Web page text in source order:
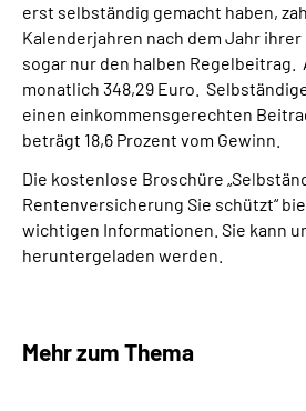
erst selbständig gemacht haben,
Kalenderjahren nach dem Jahr
sogar nur den halben Regelbeitrag.
monatlich 348,29 Euro.
einen einkommensgerechten
beträgt 18,6 Prozent vom Gewinn.
Die kostenlose Broschüre
Rentenversicherung Sie schützt“
wichtigen Informationen. Sie kann
heruntergeladen werden.
Mehr zum Thema